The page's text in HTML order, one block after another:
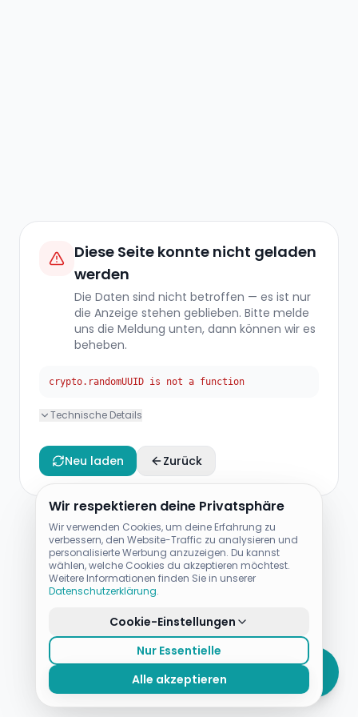
Wir respektieren deine Privatsphäre
Wir verwenden Cookies, um deine Erfahrung zu
verbessern, den Website-Traffic zu analysieren und
personalisierte Werbung anzuzeigen. Du kannst
wählen, welche Cookies du akzeptieren möchtest.
Weitere Informationen finden Sie in unserer
Datenschutzerklärung.
Cookie-Einstellungen
Nur Essentielle
Alle akzeptieren
Diese Seite konnte nicht geladen
werden
Die Daten sind nicht betroffen — es ist nur
die Anzeige stehen geblieben. Bitte melde
uns die Meldung unten, dann können wir es
beheben.
crypto.randomUUID is not a function
Technische Details
Neu laden Zurück